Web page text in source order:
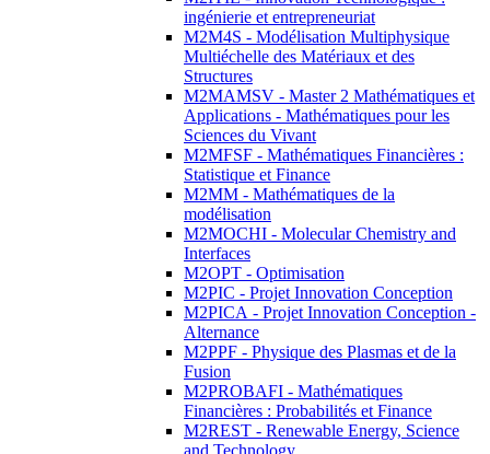
ingénierie et entrepreneuriat
M2M4S - Modélisation Multiphysique
Multiéchelle des Matériaux et des
Structures
M2MAMSV - Master 2 Mathématiques et
Applications - Mathématiques pour les
Sciences du Vivant
M2MFSF - Mathématiques Financières :
Statistique et Finance
M2MM - Mathématiques de la
modélisation
M2MOCHI - Molecular Chemistry and
Interfaces
M2OPT - Optimisation
M2PIC - Projet Innovation Conception
M2PICA - Projet Innovation Conception -
Alternance
M2PPF - Physique des Plasmas et de la
Fusion
M2PROBAFI - Mathématiques
Financières : Probabilités et Finance
M2REST - Renewable Energy, Science
and Technology